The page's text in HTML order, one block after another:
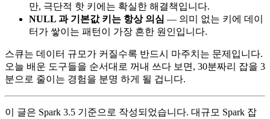
만, 극단적 핫 키에는 확실한 해결책입니다.
NULL 과 기본값 키는 항상 의심 — 의미 없는 키에 데이
터가 쌓이는 패턴이 가장 흔한 원인입니다.
스큐는 데이터 규모가 커질수록 반드시 마주치는 문제입니다.
오늘 배운 도구들을 순서대로 꺼내 쓰다 보면, 30분짜리 잡을 3
분으로 줄이는 경험을 분명 하게 될 겁니다.
이 글은 Spark 3.5 기준으로 작성되었습니다. 대규모 Spark 잡